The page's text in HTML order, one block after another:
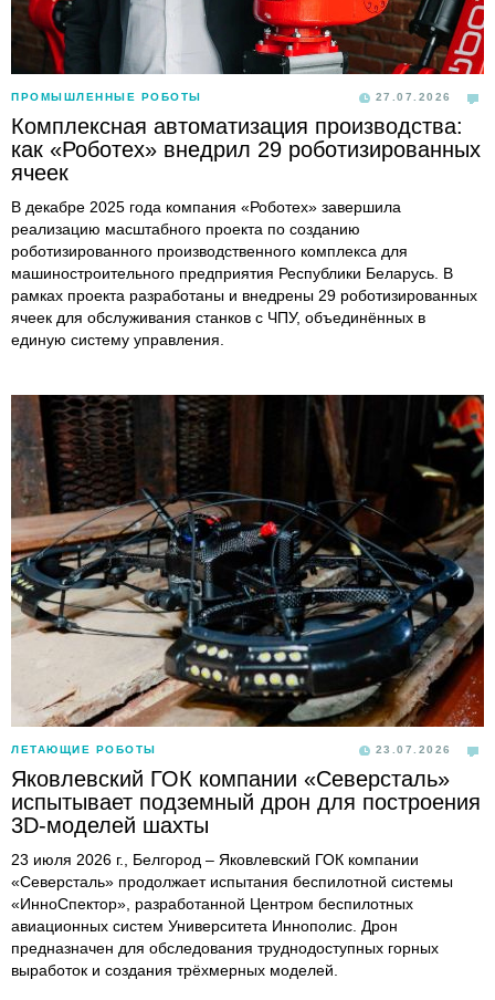
ПРОМЫШЛЕННЫЕ РОБОТЫ 27.07.2026
Комплексная автоматизация производства:
как «Роботех» внедрил 29 роботизированных
ячеек
В декабре 2025 года компания «Роботех» завершила
реализацию масштабного проекта по созданию
роботизированного производственного комплекса для
машиностроительного предприятия Республики Беларусь. В
рамках проекта разработаны и внедрены 29 роботизированных
ячеек для обслуживания станков с ЧПУ, объединённых в
единую систему управления.
ЛЕТАЮЩИЕ РОБОТЫ 23.07.2026
Яковлевский ГОК компании «Северсталь»
испытывает подземный дрон для построения
3D-моделей шахты
23 июля 2026 г., Белгород – Яковлевский ГОК компании
«Северсталь» продолжает испытания беспилотной системы
«ИнноСпектор», разработанной Центром беспилотных
авиационных систем Университета Иннополис. Дрон
предназначен для обследования труднодоступных горных
выработок и создания трёхмерных моделей.